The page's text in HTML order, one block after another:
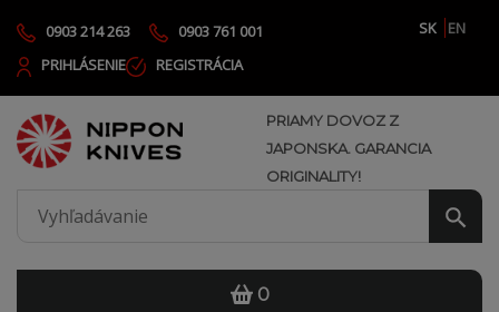
0903 214 263 0903 761 001 SK
EN
PRIHLÁSENIE
REGISTRÁCIA
PRIAMY DOVOZ Z
JAPONSKA. GARANCIA
ORIGINALITY!
0